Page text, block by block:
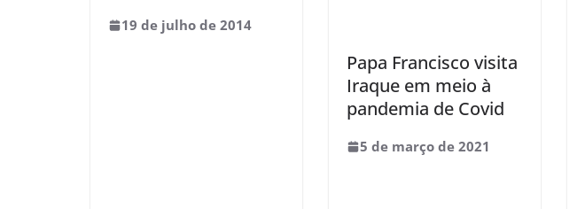
19 de julho de 2014
Papa Francisco visita
Iraque em meio à
pandemia de Covid
5 de março de 2021